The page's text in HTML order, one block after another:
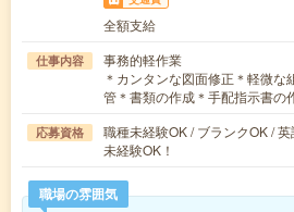
全額支給
仕事内容
事務的軽作業
＊カンタンな図面修正＊軽微
管＊書類の作成＊手配指示書
応募資格
職種未経験OK / ブランクOK /
未経験OK！
職場の雰囲気